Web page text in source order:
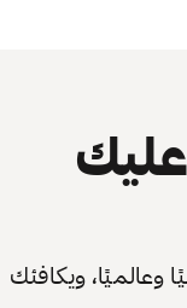
ويكافئك